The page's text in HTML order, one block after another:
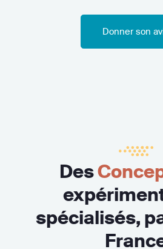
Donner son
Des
spécialisés,